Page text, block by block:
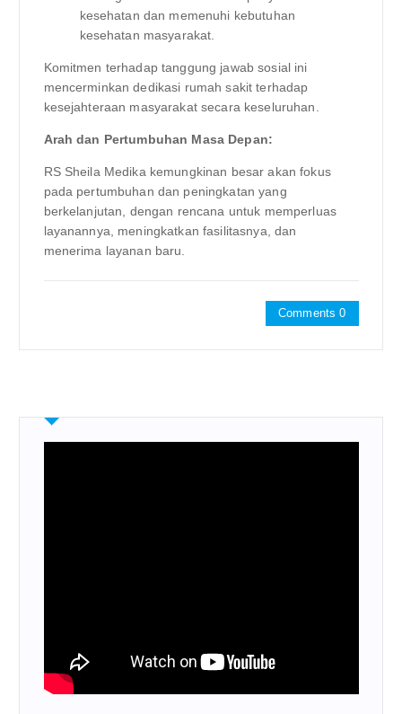
kesehatan dan memenuhi kebutuhan
kesehatan masyarakat.
Komitmen terhadap tanggung jawab sosial ini
mencerminkan dedikasi rumah sakit terhadap
kesejahteraan masyarakat secara keseluruhan.
Arah dan Pertumbuhan Masa Depan:
RS Sheila Medika kemungkinan besar akan fokus
pada pertumbuhan dan peningkatan yang
berkelanjutan, dengan rencana untuk memperluas
layanannya, meningkatkan fasilitasnya, dan
menerima layanan baru.
Comments 0